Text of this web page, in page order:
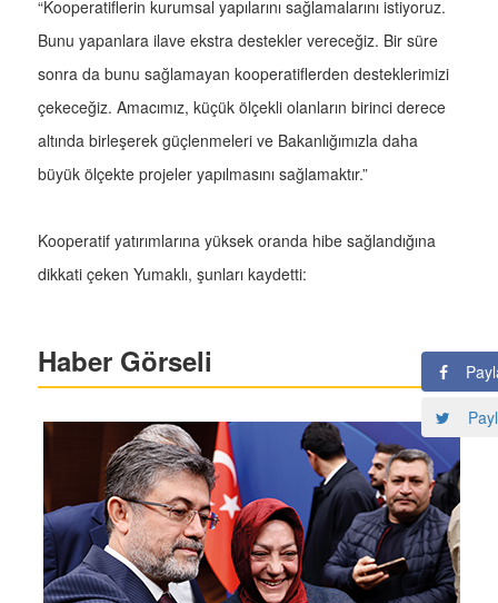
“Kooperatiflerin kurumsal yapılarını sağlamalarını istiyoruz.
Bunu yapanlara ilave ekstra destekler vereceğiz. Bir süre
sonra da bunu sağlamayan kooperatiflerden desteklerimizi
çekeceğiz. Amacımız, küçük ölçekli olanların birinci derece
altında birleşerek güçlenmeleri ve Bakanlığımızla daha
büyük ölçekte projeler yapılmasını sağlamaktır.”
Kooperatif yatırımlarına yüksek oranda hibe sağlandığına
dikkati çeken Yumaklı, şunları kaydetti:
Haber Görseli